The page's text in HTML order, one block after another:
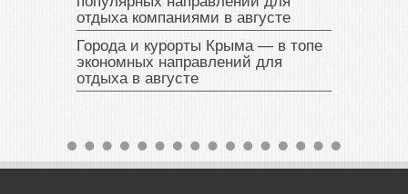
отдыха компаниями в августе
Города и курорты Крыма — в топе
экономных направлений для
отдыха в августе